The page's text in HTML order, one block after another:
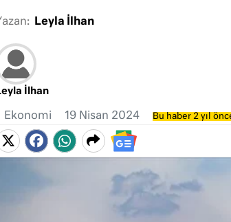
Leyla İlhan
İlhan
Ekonomi 19 Nisan 2024 Bu haber 2 yıl